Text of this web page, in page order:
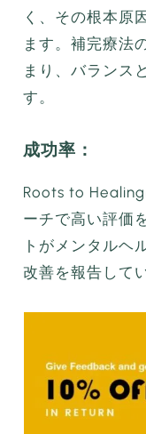
く、その根本原
ます。補完療法
まり、バランス
す。
成功率：
Roots to
ーチで高い評価
トがメンタルヘ
改善を報告して